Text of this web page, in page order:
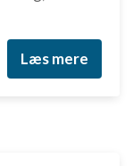
Læs mere